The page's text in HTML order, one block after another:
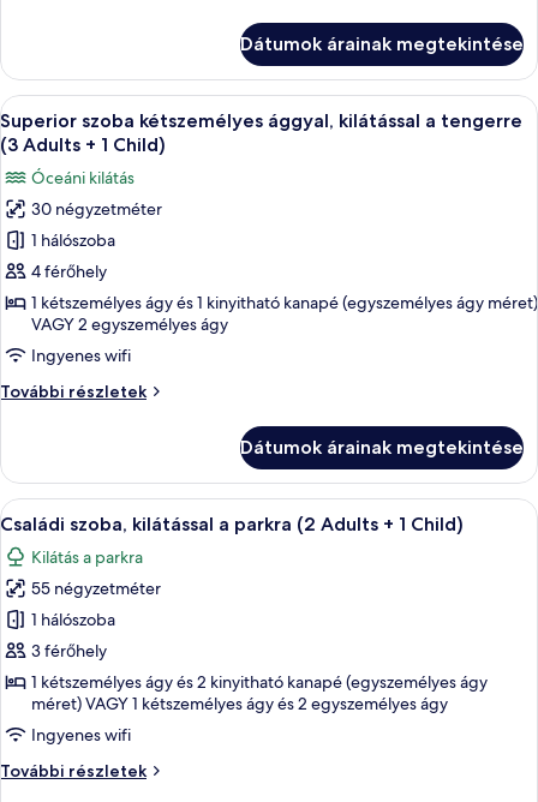
(3
Adults)
kilátással
tengerre
(3
Adults)
további
részletei
Dátumok árainak megtekintése
A
következő
szoba
összes
képének
megtekintése:
Superior
szoba
kétszemélyes
ággyal,
kilátással
(3
Adults
+
Child)
Egy erkély, ahonnan a tengerpartra
6
Superior szoba kétszemélyes ággyal, kilátással a tengerre
(3 Adults + 1 Child)
Óceáni kilátás
30 négyzetméter
1 hálószoba
4 férőhely
1 kétszemélyes ágy és 1 kinyitható kanapé (egyszemélyes ágy méret)
VAGY 2 egyszemélyes ágy
Ingyenes wifi
További részletek
Superior
kilátással
tengerre
Adults
+
Child)
további
részletei
Dátumok árainak megtekintése
A
következő
szoba
összes
képének
megtekintése:
Családi
szoba,
kilátással
a
parkra
Egy erkély, ahol van egy asztal és
6
Családi szoba, kilátással a parkra (2 Adults + 1 Child)
Kilátás a parkra
55 négyzetméter
1 hálószoba
3 férőhely
1 kétszemélyes ágy és 2 kinyitható kanapé (egyszemélyes ágy
méret) VAGY 1 kétszemélyes ágy és 2 egyszemélyes ágy
Ingyenes wifi
További részletek
Családi